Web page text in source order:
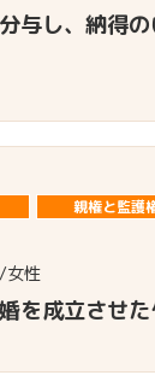
与し、納得
親権と監護
女性
を成立させた